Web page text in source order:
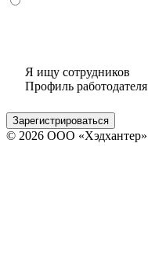
Я ищу сотрудников
Профиль работодателя
Зарегистрироваться
© 2026 ООО «Хэдхантер»